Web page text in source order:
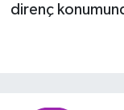
direnç